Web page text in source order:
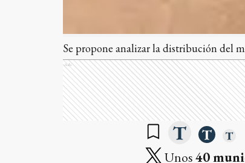
Se propone analizar la distribución del
Ads
Unos40